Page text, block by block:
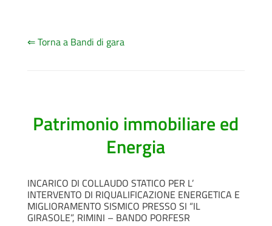
⇐ Torna a Bandi di gara
Patrimonio immobiliare ed
Energia
INCARICO DI COLLAUDO STATICO PER L’
INTERVENTO DI RIQUALIFICAZIONE ENERGETICA E
MIGLIORAMENTO SISMICO PRESSO SI “IL
GIRASOLE”, RIMINI – BANDO PORFESR